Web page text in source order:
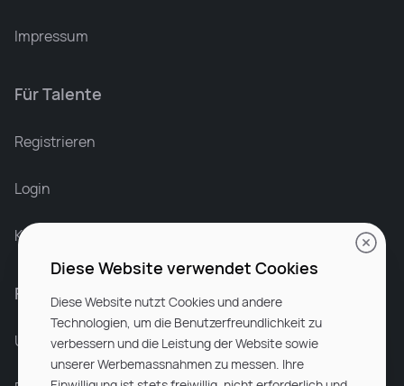
Impressum
Für Talente
Registrieren
Login
Karriere bei Rocken
Für Unternehmen
Unsere Dienstleistungen
Diese Website verwendet Cookies
Diese Website nutzt Cookies und andere
Technologien, um die Benutzerfreundlichkeit zu
verbessern und die Leistung der Website sowie
unserer Werbemassnahmen zu messen. Ihre